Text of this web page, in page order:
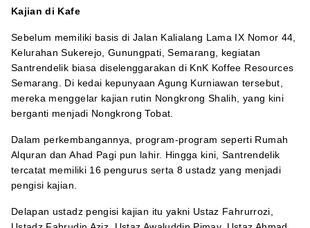
Kajian di Kafe
Sebelum memiliki basis di Jalan Kalialang Lama IX Nomor 44,
Kelurahan Sukerejo, Gunungpati, Semarang, kegiatan
Santrendelik biasa diselenggarakan di KnK Koffee Resources
Semarang. Di kedai kepunyaan Agung Kurniawan tersebut,
mereka menggelar kajian rutin Nongkrong Shalih, yang kini
berganti menjadi Nongkrong Tobat.
Dalam perkembangannya, program-program seperti Rumah
Alquran dan Ahad Pagi pun lahir. Hingga kini, Santrendelik
tercatat memiliki 16 pengurus serta 8 ustadz yang menjadi
pengisi kajian.
Delapan ustadz pengisi kajian itu yakni Ustaz Fahrurrozi,